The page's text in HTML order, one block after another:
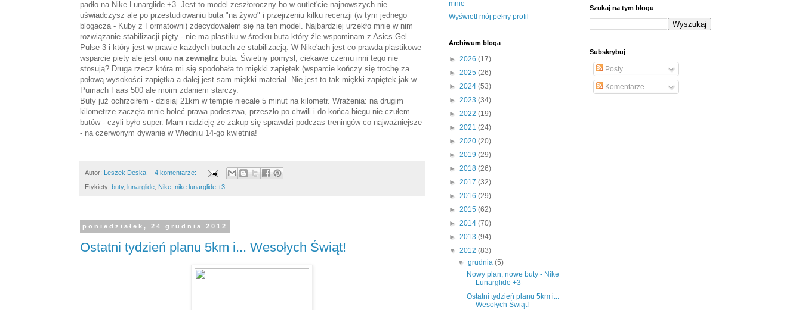
padło na Nike Lunarglide +3. Jest to model zeszłoroczny bo w outlet'cie najnowszych nie
uświadczysz ale po przestudiowaniu buta "na żywo" i przejrzeniu kilku recenzji (w tym jednego
blogacza - Kuby z Formatowni) zdecydowałem się na ten model. Najbardziej urzekło mnie w nim
rozwiązanie stabilizacji pięty - nie ma plastiku w środku buta który źle wspominam z Asics Gel
Pulse 3 i który jest w prawie każdych butach ze stabilizacją. W Nike'ach jest co prawda plastikowe
wsparcie pięty ale jest ono na zewnątrz buta. Świetny pomysł, ciekawe czemu inni tego nie
stosują? Druga rzecz która mi się spodobała to miękki zapiętek (wsparcie kończy się trochę za
połową wysokości zapiętka a dalej jest sam miękki materiał. Nie jest to tak miękki zapiętek jak w
Pumach Faas 500 ale moim zdaniem starczy.
Buty już ochrzciłem - dzisiaj 21km w tempie niecałe 5 minut na kilometr. Wrażenia: na drugim
kilometrze zaczęła mnie boleć prawa podeszwa, przeszło po chwili i do końca biegu nie czułem
butów - czyli było super. Mam nadzieję że zakup się sprawdzi podczas treningów co najważniejsze
- na czerwonym dywanie w Wiedniu 14-go kwietnia!
Autor: Leszek Deska 4 komentarze:
Etykiety: buty, lunarglide, Nike, nike lunarglide +3
poniedziałek, 24 grudnia 2012
Ostatni tydzień planu 5km i... Wesołych Świąt!
mnie
Wyświetl mój pełny profil
Archiwum bloga
► 2026 (17)
► 2025 (26)
► 2024 (53)
► 2023 (34)
► 2022 (19)
► 2021 (24)
► 2020 (20)
► 2019 (29)
► 2018 (26)
► 2017 (32)
► 2016 (29)
► 2015 (62)
► 2014 (70)
► 2013 (94)
▼ 2012 (83)
▼grudnia(5)
Nowy plan, nowe buty - Nike
Lunarglide +3
Ostatni tydzień planu 5km i...
Wesołych Świąt!
Szukaj na tym blogu
Subskrybuj
Posty
Komentarze